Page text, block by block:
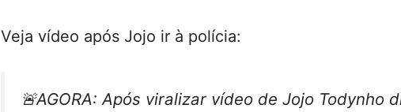
Veja vídeo após Jojo ir à polícia:
🚨AGORA: Após viralizar vídeo de Jojo Todynho